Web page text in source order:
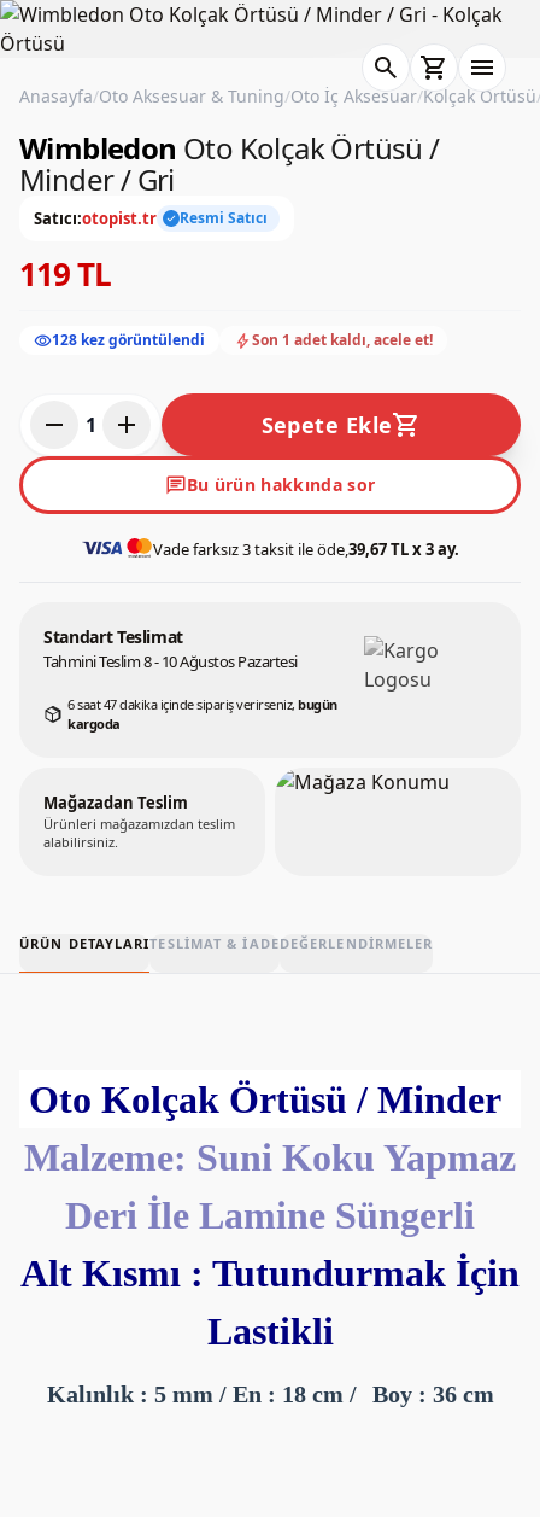
search shopping_cart menu
Anasayfa/Oto Aksesuar & Tuning/Oto İç Aksesuar/Kolçak Örtüsü
Wimbledon Oto Kolçak Örtüsü /
Minder / Gri
Satıcı:otopist.tr check Resmi Satıcı
119 TL
visibility128 kez görüntülendi boltSon 1 adet kaldı, acele et!
remove 1 add Sepete Ekleshopping_cart
chatBu ürün hakkında sor
Vade farksız 3 taksit ile öde,39,67 TL x 3 ay.
Standart Teslimat
Tahmini Teslim 8 - 10 Ağustos Pazartesi
6 saat 47 dakika içinde sipariş verirseniz, bugün
kargoda
Mağazadan Teslim
Ürünleri mağazamızdan teslim
alabilirsiniz.
ÜRÜN DETAYLARITESLIMAT & İADEDEĞERLENDIRMELER
Oto Kolçak Örtüsü / Minder
Malzeme: Suni Koku Yapmaz
Deri İle Lamine Süngerli
Alt Kısmı : Tutundurmak İçin
Lastikli
Kalınlık : 5 mm / En : 18 cm / Boy : 36 cm